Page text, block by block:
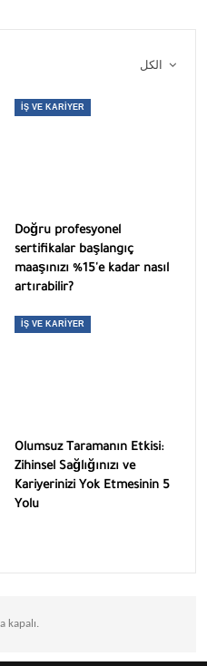
İŞ VE KARIYER
Doğru profesyonel
sertifikalar başlangıç ​​
maaşınızı %15'e kadar nasıl
artırabilir?
İŞ VE KARIYER
Olumsuz Taramanın Etkisi:
Zihinsel Sağlığınızı ve
Kariyerinizi Yok Etmesinin 5
Yolu
kapalı.